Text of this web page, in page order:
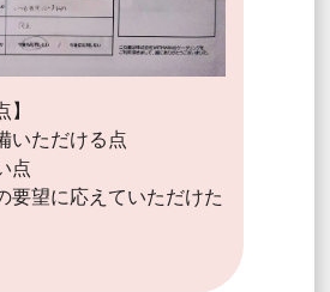
いただける点
点
要望に応えていただけた